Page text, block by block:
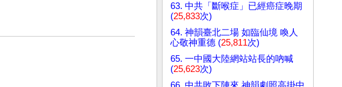
63. 中共「斷喉症」已經癌症晚期
(25,833次)
64. 神韻臺北二場 如臨仙境 喚人
心敬神重德 (25,811次)
65. 一中國大陸網站站長的吶喊
(25,623次)
66. 中共敗下陣來 神韻劇照高掛中